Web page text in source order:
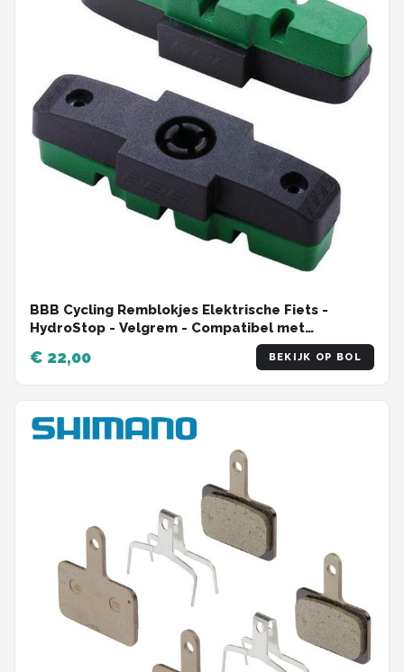
BBB Cycling Remblokjes Elektrische Fiets -
HydroStop - Velgrem - Compatibel met
Stadsfiets, E-bike & Mountainbike - Magura
Remblokken - Groen - BBS-09E
€ 22,00 BEKIJK OP BOL